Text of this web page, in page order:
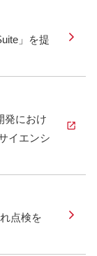
」を提
発におけ
イエンシ
点検を